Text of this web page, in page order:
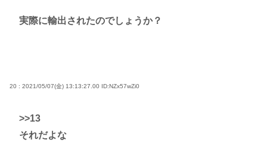
実際に輸出されたのでしょうか？
20 : 2021/05/07(金) 13:13:27.00 ID:NZx57wZi0
>>13
それだよな